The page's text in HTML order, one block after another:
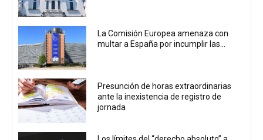
La Comisión Europea amenaza con
multar a España por incumplir las...
Presunción de horas extraordinarias
ante la inexistencia de registro de
jornada